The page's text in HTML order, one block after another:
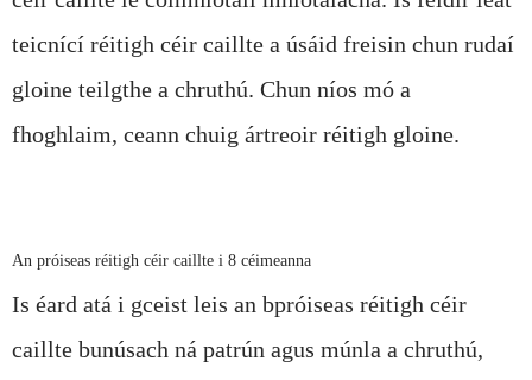
teicnící réitigh céir caillte a úsáid freisin chun rudaí
gloine teilgthe a chruthú. Chun níos mó a
fhoghlaim, ceann chuig ártreoir réitigh gloine.
An próiseas réitigh céir caillte i 8 céimeanna
Is éard atá i gceist leis an bpróiseas réitigh céir
caillte bunúsach ná patrún agus múnla a chruthú,